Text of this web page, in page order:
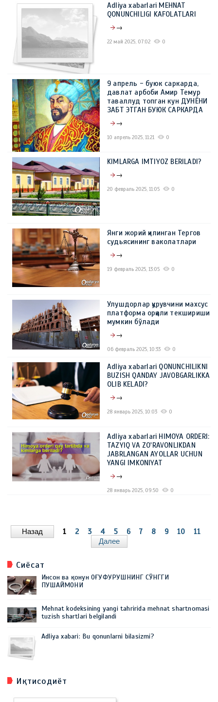
Adliya xabarlari MЕHNAT
QONUNCHILIGI KAFOLATLARI
→
22 май 2025, 07:02 0
9 апрель - буюк саркарда,
давлат арбоби Амир Темур
таваллуд топган кун ДУНЁНИ
ЗАБТ ЭТГАН БУЮК САРКАРДА
→
10 апрель 2025, 11:21 0
KIMLARGA IMTIYOZ BERILADI?
→
20 февраль 2025, 11:05 0
Янги жорий қилинган Тергов
судьясининг ваколатлари
→
19 февраль 2025, 13:05 0
Улушдорлар қурувчини махсус
платформа орқали текшириши
мумкин бўлади
→
06 февраль 2025, 10:33 0
Adliya xabarlari QONUNCHILIKNI
BUZISH QANDAY JAVOBGARLIKKA
OLIB KELADI?
→
28 январь 2025, 10:03 0
Adliya xabarlari HIMOYA ORDERI:
TAZYIQ VA ZO'RAVONLIKDAN
JABRLANGAN AYOLLAR UCHUN
YANGI IMKONIYAT
→
28 январь 2025, 09:50 0
Назад 1 2 3 4 5 6 7 8 9 10 11
Далее
Сиёсат
Инсон ва қонун ОҒУФУРУШНИНГ СЎНГГИ
ПУШАЙМОНИ
Mehnat kodeksining yangi tahririda mehnat shartnomasi
tuzish shartlari belgilandi
Adliya xabari: Bu qonunlarni bilasizmi?
Иқтисодиёт